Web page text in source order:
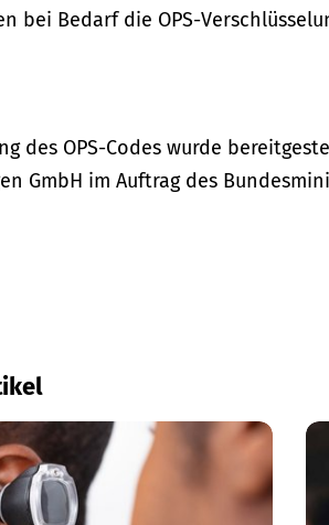
bei Bedarf die OPS-
des OPS-Codes wurde
GmbH im Auftrag des